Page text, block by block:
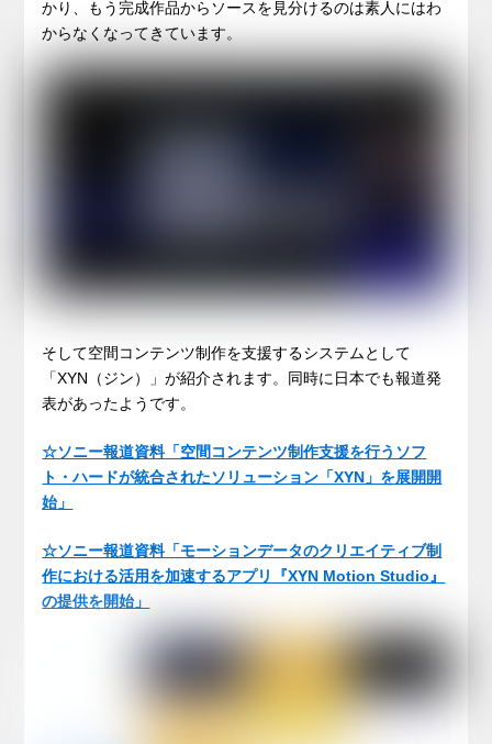
かり、もう完成作品からソースを見分けるのは素人にはわ
からなくなってきています。
そして空間コンテンツ制作を支援するシステムとして
「XYN（ジン）」が紹介されます。同時に日本でも報道発
表があったようです。
☆ソニー報道資料「空間コンテンツ制作支援を行うソフ
ト・ハードが統合されたソリューション「XYN」を展開開
始」
☆ソニー報道資料「モーションデータのクリエイティブ制
作における活用を加速するアプリ『XYN Motion Studio』
の提供を開始」